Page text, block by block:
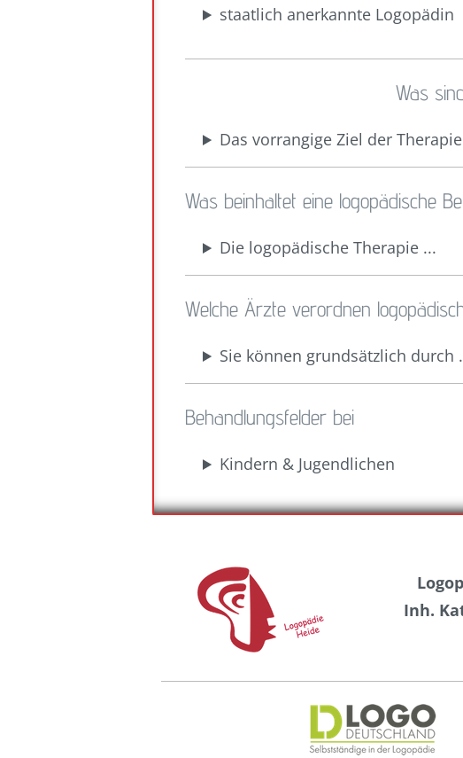
staatlich anerkannte Logopädin
Was
Das vorrangige Ziel der
Was beinhaltet eine logopädische
Die logopädische Therapie ...
Welche Ärzte verordnen
Sie können grundsätzlich durch
Behandlungsfelder bei
Kindern & Jugendlichen
Inh.